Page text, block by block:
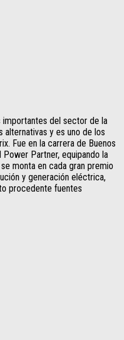
importantes del sector de la
alternativas y es uno de los
Fue en la carrera de Buenos
Partner, equipando la
monta en cada gran premio
y generación eléctrica,
procedente fuentes